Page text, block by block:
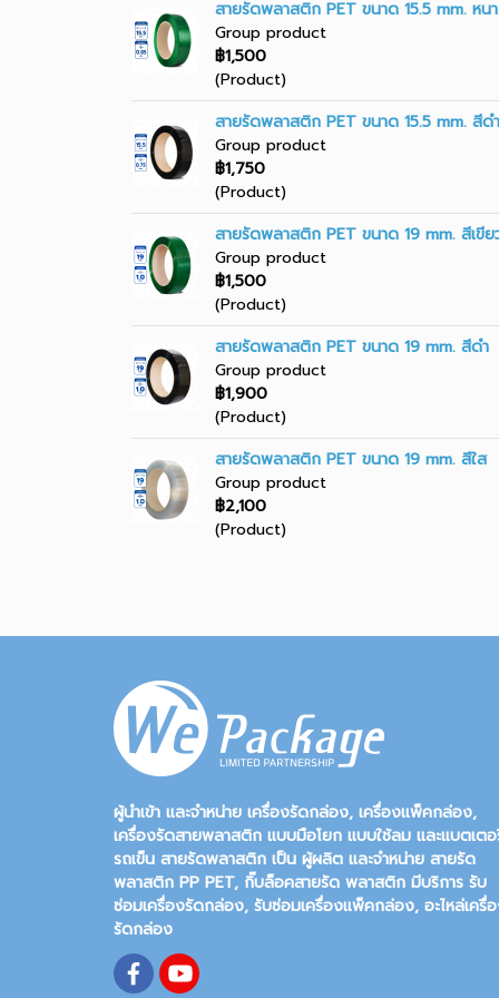
สายรัดพลาสติก PET ขนาด 15.5 mm. หน
Group product
฿1,500
(Product)
สายรัดพลาสติก PET ขนาด 15.5 mm. สีดำ
Group product
฿1,750
(Product)
สายรัดพลาสติก PET ขนาด 19 mm. สีเขีย
Group product
฿1,500
(Product)
สายรัดพลาสติก PET ขนาด 19 mm. สีดำ
Group product
฿1,900
(Product)
สายรัดพลาสติก PET ขนาด 19 mm. สีใส
Group product
฿2,100
(Product)
ผู้นำเข้า และจำหน่าย เครื่องรัดกล่อง, เครื่องแพ็คกล่อง,
เครื่องรัดสายพลาสติก แบบมือโยก แบบใช้ลม และแบตเต
รถเข็น สายรัดพลาสติก เป็น ผู้ผลิต และจำหน่าย สายรัด
พลาสติก PP PET, กิ๊บล็อคสายรัด พลาสติก มีบริการ รับ
ซ่อมเครื่องรัดกล่อง, รับซ่อมเครื่องแพ็คกล่อง, อะไหล่เครื่
รัดกล่อง